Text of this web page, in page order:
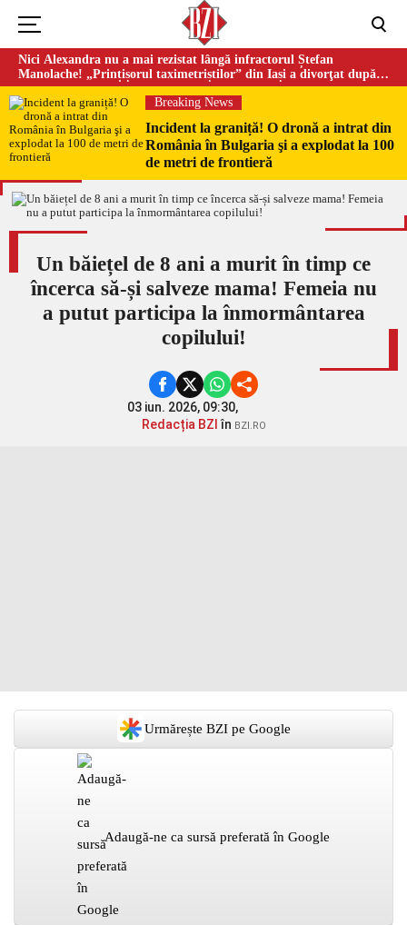
Nici Alexandra nu a mai rezistat lângă infractorul Ștefan
Manolache! „Prințișorul taximetriștilor” din Iași a divorţat după
doi ani de căsnicie
Breaking News
Incident la graniță! O dronă a intrat din
România în Bulgaria şi a explodat la 100
de metri de frontieră
Un băiețel de 8 ani a murit în timp ce
încerca să-și salveze mama! Femeia nu
a putut participa la înmormântarea
copilului!
03 iun. 2026, 09:30,
Redacția BZI în BZI.RO
Urmărește BZI pe Google
Adaugă-ne ca sursă preferată în Google